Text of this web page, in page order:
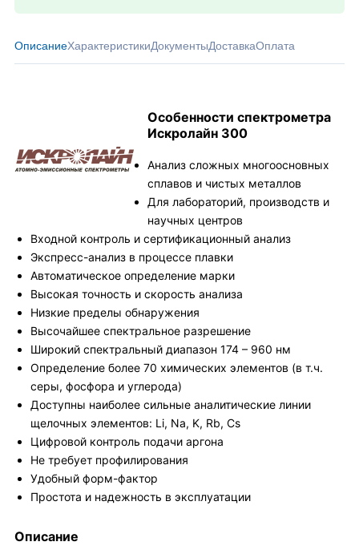
ОписаниеХарактеристикиДокументыДоставкаОплата
Особенности спектрометра
Искролайн 300
Анализ сложных многоосновных
сплавов и чистых металлов
Для лабораторий, производств и
научных центров
Входной контроль и сертификационный анализ
Экспресс-анализ в процессе плавки
Автоматическое определение марки
Высокая точность и скорость анализа
Низкие пределы обнаружения
Высочайшее спектральное разрешение
Широкий спектральный диапазон 174 – 960 нм
Определение более 70 химических элементов (в т.ч.
серы, фосфора и углерода)
Доступны наиболее сильные аналитические линии
щелочных элементов: Li, Na, K, Rb, Cs
Цифровой контроль подачи аргона
Не требует профилирования
Удобный форм-фактор
Простота и надежность в эксплуатации
Описание